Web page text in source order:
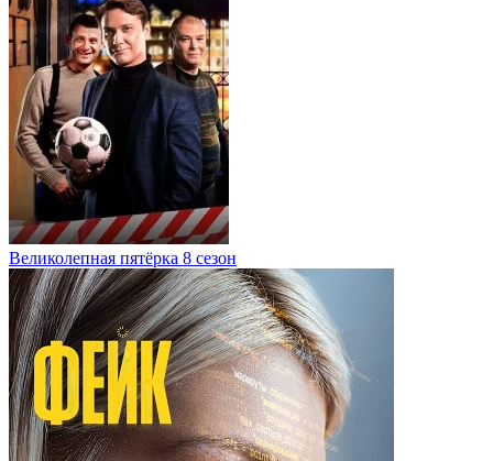
Великолепная пятёрка 8 сезон